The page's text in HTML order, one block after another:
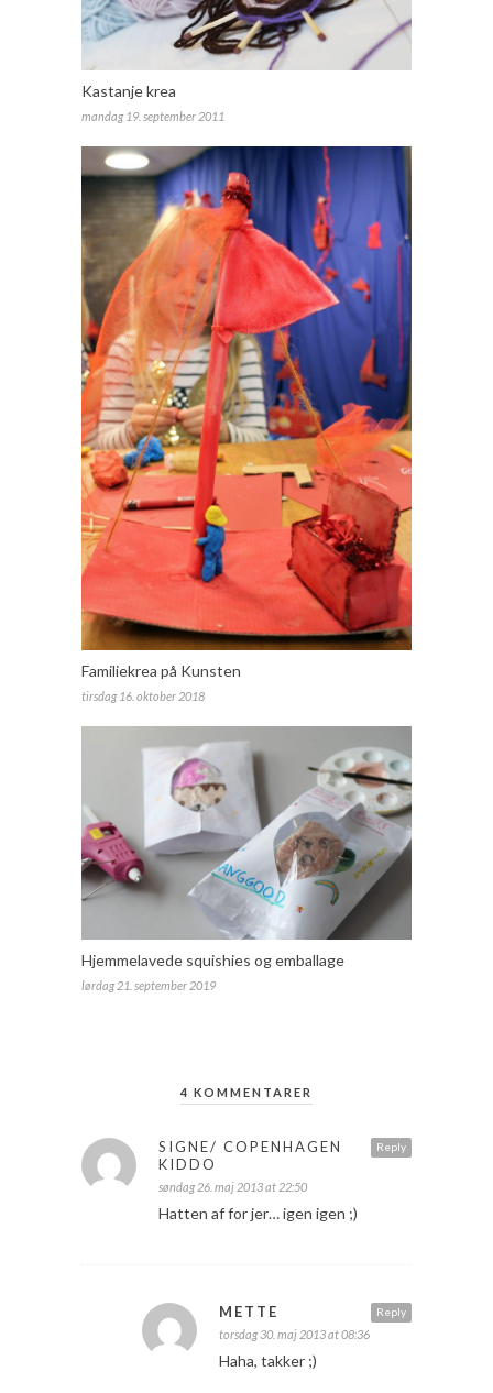
Kastanje krea
mandag 19. september 2011
Familiekrea på Kunsten
tirsdag 16. oktober 2018
Hjemmelavede squishies og emballage
lørdag 21. september 2019
4 KOMMENTARER
Reply
SIGNE/ COPENHAGEN
KIDDO
søndag 26. maj 2013 at 22:50
Hatten af for jer… igen igen ;)
Reply
METTE
torsdag 30. maj 2013 at 08:36
Haha, takker ;)